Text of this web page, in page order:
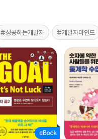
#성공하는개발자 #개발자마인드